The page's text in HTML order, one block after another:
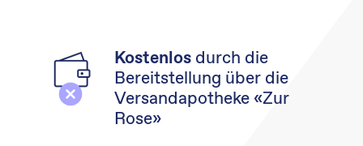
Kostenlosdurch die
Bereitstellung über die
Versandapotheke «Zur
Rose»